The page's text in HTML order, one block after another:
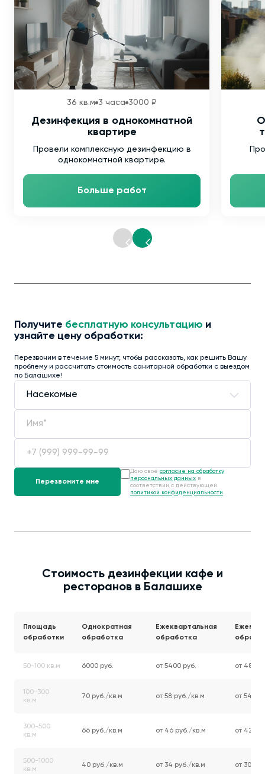
36 кв.м 3 часа 3000 ₽
Дезинфекция в однокомнатной
квартире
Провели комплексную дезинфекцию в
однокомнатной квартире.
Больше работ
Получите бесплатную консультацию и
узнайте цену обработки:
Перезвоним в течение 5 минут, чтобы рассказать, как решить Вашу
проблему и рассчитать стоимость санитарной обработки с выездом
по Балашихе!
Даю своё согласие на обработку
персональных данных в
соответствии с действующей
политикой конфиденциальности .
Стоимость дезинфекции кафе и
ресторанов в Балашихе
Площадь
обработки
Однократная
обработка
Ежеквартальная
обработка
50-100 кв.м 6000 руб. от 5400 руб. от 4800
100-300
кв.м
70 руб./кв.м от 58 руб./кв.м от 54
300-500
кв.м
66 руб./кв.м от 46 руб./кв.м от 42
500-1000
кв.м
40 руб./кв.м от 34 руб./кв.м от 30